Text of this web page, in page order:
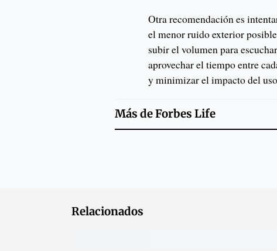
Otra recomendación es
el menor ruido exterior
subir el volumen para
aprovechar el tiempo entre
y minimizar el impacto del
Más deForbes Life
Relacionados